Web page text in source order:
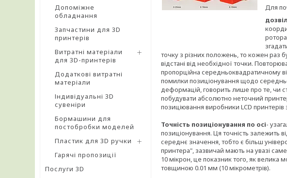
Допоміжне
обладнання
Запчастини для 3D
принтерів
Витратні матеріали
для 3D-принтерів
Додаткові витратні
матеріали
Індивідуальні 3D
сувеніри
Бормашини для
постобробки моделей
Пластик для 3D ручки
Гарячі пропозиції
Послуги 3D
Для
точку з різних положень, то кожен раз
відстані від необхідної точки.
пропорційна середньоквадратичному
помилки позиціонування щодо
деформацій, говорить лише про те, чи
побудувати абсолютно неточний
позиціювання виробники LCD
Точність позиціонування по осі-
позиціонування. Ця точність залежить
середнє значення, тобто є більш
принтера", зазвичай мають на увазі
10 мікрон, це показник того, як велика
товщиною 0.01 мм (10 мікрометрів).